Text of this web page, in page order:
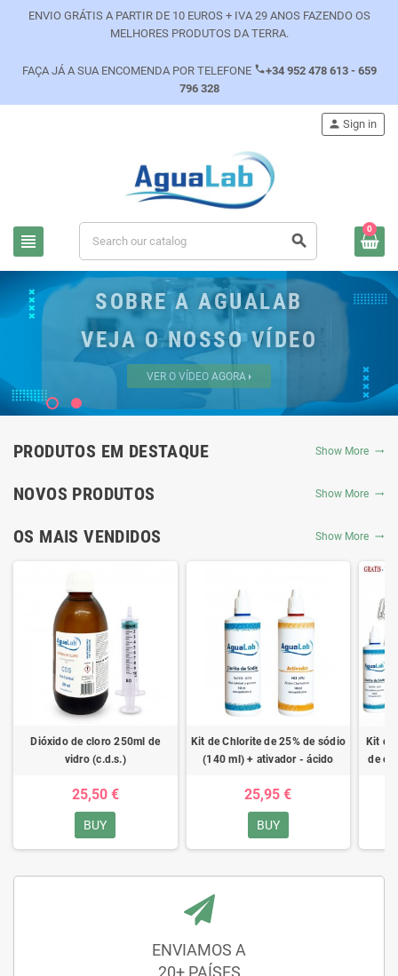
ENVIO GRÁTIS A PARTIR DE 10 EUROS + IVA 29 ANOS FAZENDO OS
MELHORES PRODUTOS DA TERRA.
FAÇA JÁ A SUA ENCOMENDA POR TELEFONE phone+34 952 478 613 - 659
796 328
view_headline search
person Sign in
0
PRODUTOS EM DESTAQUE Show More
NOVOS PRODUTOS Show More
OS MAIS VENDIDOS Show More
Dióxido de cloro 250ml de
vidro (c.d.s.)
25,50 €
BUY
Kit de Chlorite de 25% de sódio
(140 ml) + ativador - ácido
25,95 €
BUY
Kit de
de
ENVIAMOS A
20+ PAÍSES